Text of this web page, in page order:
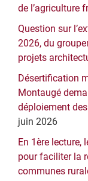
de l’agriculture
Question sur
2026, du
projets
Désertification
Montaugé
déploiement
juin 2026
En 1ère lecture,
pour faciliter la
communes